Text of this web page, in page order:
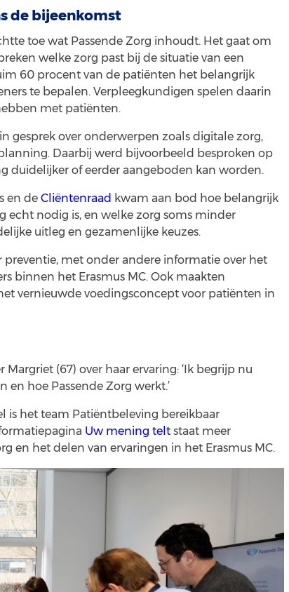
de bijeenkomst
toe wat Passende Zorg inhoudt. Het gaat om
welke zorg past bij de situatie van een
60 procent van de patiënten het belangrijk
te bepalen. Verpleegkundigen spelen daarin
met patiënten.
gesprek over onderwerpen zoals digitale zorg,
Daarbij werd bijvoorbeeld besproken op
duidelijker of eerder aangeboden kan worden.
en deCliëntenraad kwam aan bod hoe belangrijk
echt nodig is, en welke zorg soms minder
uitleg en gezamenlijke keuzes.
met onder andere informatie over het
binnen het Erasmus MC. Ook maakten
vernieuwde voedingsconcept voor patiënten in
(67) over haar ervaring: ‘Ik begrijp nu
en hoe Passende Zorg werkt.’
is het team Patiëntbeleving bereikbaar
Uw mening telt staat meer
en het delen van ervaringen in het Erasmus MC.